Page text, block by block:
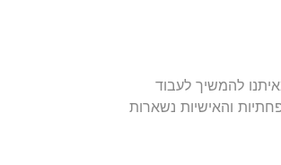
להמשיך לעבוד
והאישיות נשארות